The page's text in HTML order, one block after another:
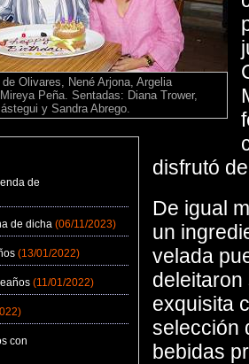
Olivares, Nené Arjona, Argelia
Peña. Sentadas: Diana Trower,
y Sandra Abrego.
de
de dicha (06/11/2023)
(13/01/2022)
(11/01/2022)
con
disfrutó
De igual
un
velada
exquisita
selección
bebidas